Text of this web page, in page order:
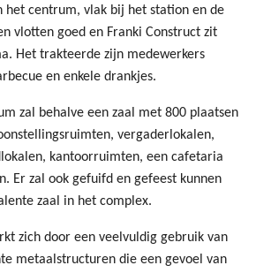
het centrum, vlak bij het station en de
vlotten goed en Franki Construct zit
Het trakteerde zijn medewerkers
en enkele drankjes.
zal behalve een zaal met 800 plaatsen
vergaderlokalen,
kantoorruimten, een cafetaria
Er zal ook gefuifd en gefeest kunnen
zaal in het complex.
zich door een veelvuldig gebruik van
metaalstructuren die een gevoel van